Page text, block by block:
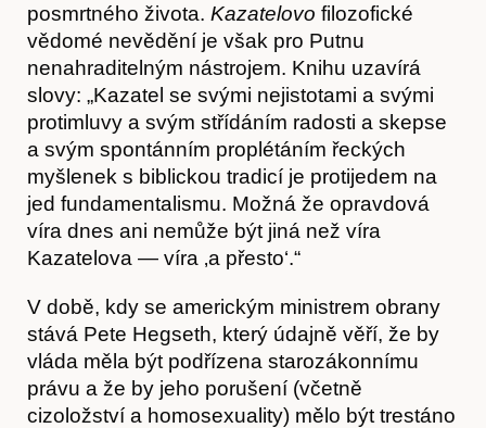
posmrtného života. Kazatelovo filozofické
vědomé nevědění je však pro Putnu
nenahraditelným nástrojem. Knihu uzavírá
slovy: „Kazatel se svými nejistotami a svými
protimluvy a svým střídáním radosti a skepse
a svým spontánním proplétáním řeckých
myšlenek s biblickou tradicí je protijedem na
jed fundamentalismu. Možná že opravdová
víra dnes ani nemůže být jiná než víra
Kazatelova — víra ‚a přesto‘.“
V době, kdy se americkým ministrem obrany
stává Pete Hegseth, který údajně věří, že by
vláda měla být podřízena starozákonnímu
právu a že by jeho porušení (včetně
cizoložství a homosexuality) mělo být trestáno